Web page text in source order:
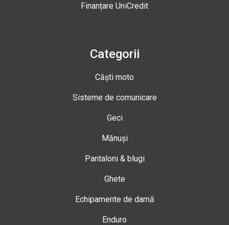
Finanțare UniCredit
Categorii
Căști moto
Sisteme de comunicare
Geci
Mănuși
Pantaloni & blugi
Ghete
Echipamente de damă
Enduro